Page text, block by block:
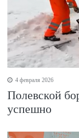
4 февраля 2026
Полевской
успешно